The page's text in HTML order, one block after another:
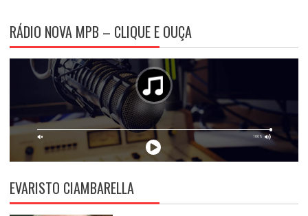
RÁDIO NOVA MPB – CLIQUE E OUÇA
EVARISTO CIAMBARELLA